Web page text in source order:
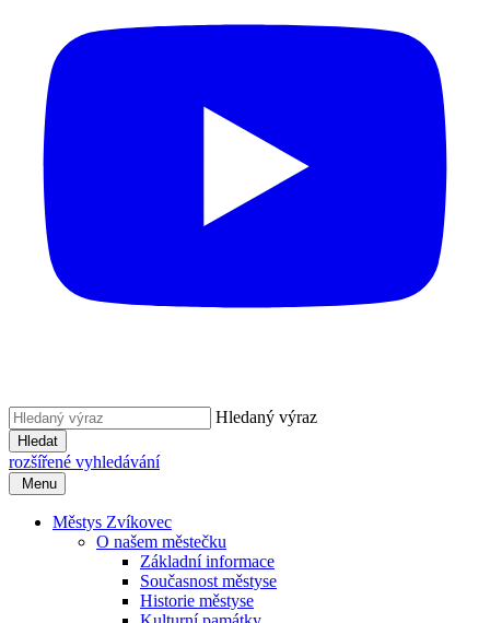
Hledaný výraz
Hledat
rozšířené vyhledávání
Menu
Městys Zvíkovec
O našem městečku
Základní informace
Současnost městyse
Historie městyse